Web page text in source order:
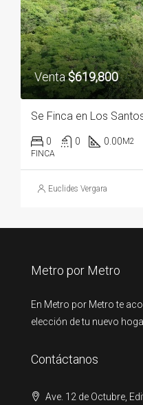
Venta$619,800
Se Finca en Los
0 0 0.00M2
FINCA
Euclides Vergara
Metro por Metro
En Metro por Metro te
elección de tu nuevo
Contáctanos
Ave. 12 de Octubre,